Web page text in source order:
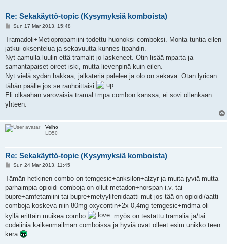
Re: Sekakäyttö-topic (Kysymyksiä komboista)
P
s
Sun 17 Mar 2013, 15:48
Tramadoli+Metiopropamiini todettu huonoksi comboksi. Monta tuntia eilen
jatkui oksentelua ja sekavuutta kunnes tipahdin.
Nyt aamulla luulin että tramalit jo laskeneet. Otin lisää mpa:ta ja
samantapaiset oireet iski, mutta lievenpinä kuin eilen.
Nyt vielä sydän hakkaa, jalkateriä palelee ja olo on sekava. Otan lyrican
tähän päälle jos se rauhoittaisi
Eli olkaahan varovaisia tramal+mpa combon kanssa, ei sovi ollenkaan
yhteen.
Velho
LD50
Re: Sekakäyttö-topic (Kysymyksiä komboista)
P
s
Sun 24 Mar 2013, 11:45
Tämän hetkinen combo on temgesic+anksilon+alzyr ja muita jyviä mutta
parhaimpia opioidi comboja on ollut metadon+norspan i.v. tai
bupre+amfetamiini tai bupre+metyylifenidaatti mut jos tää on opioidi/aatti
comboja koskeva niin 80mg oxycontin+2x 0,4mg temgesic+mdma oli
kyllä erittäin muikea combo
myös on testattu tramalia ja/tai
codeiinia kaikenmailman comboissa ja hyviä ovat olleet esim unikko teen
kera